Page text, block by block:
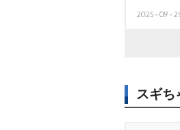
2025-09-
スギち